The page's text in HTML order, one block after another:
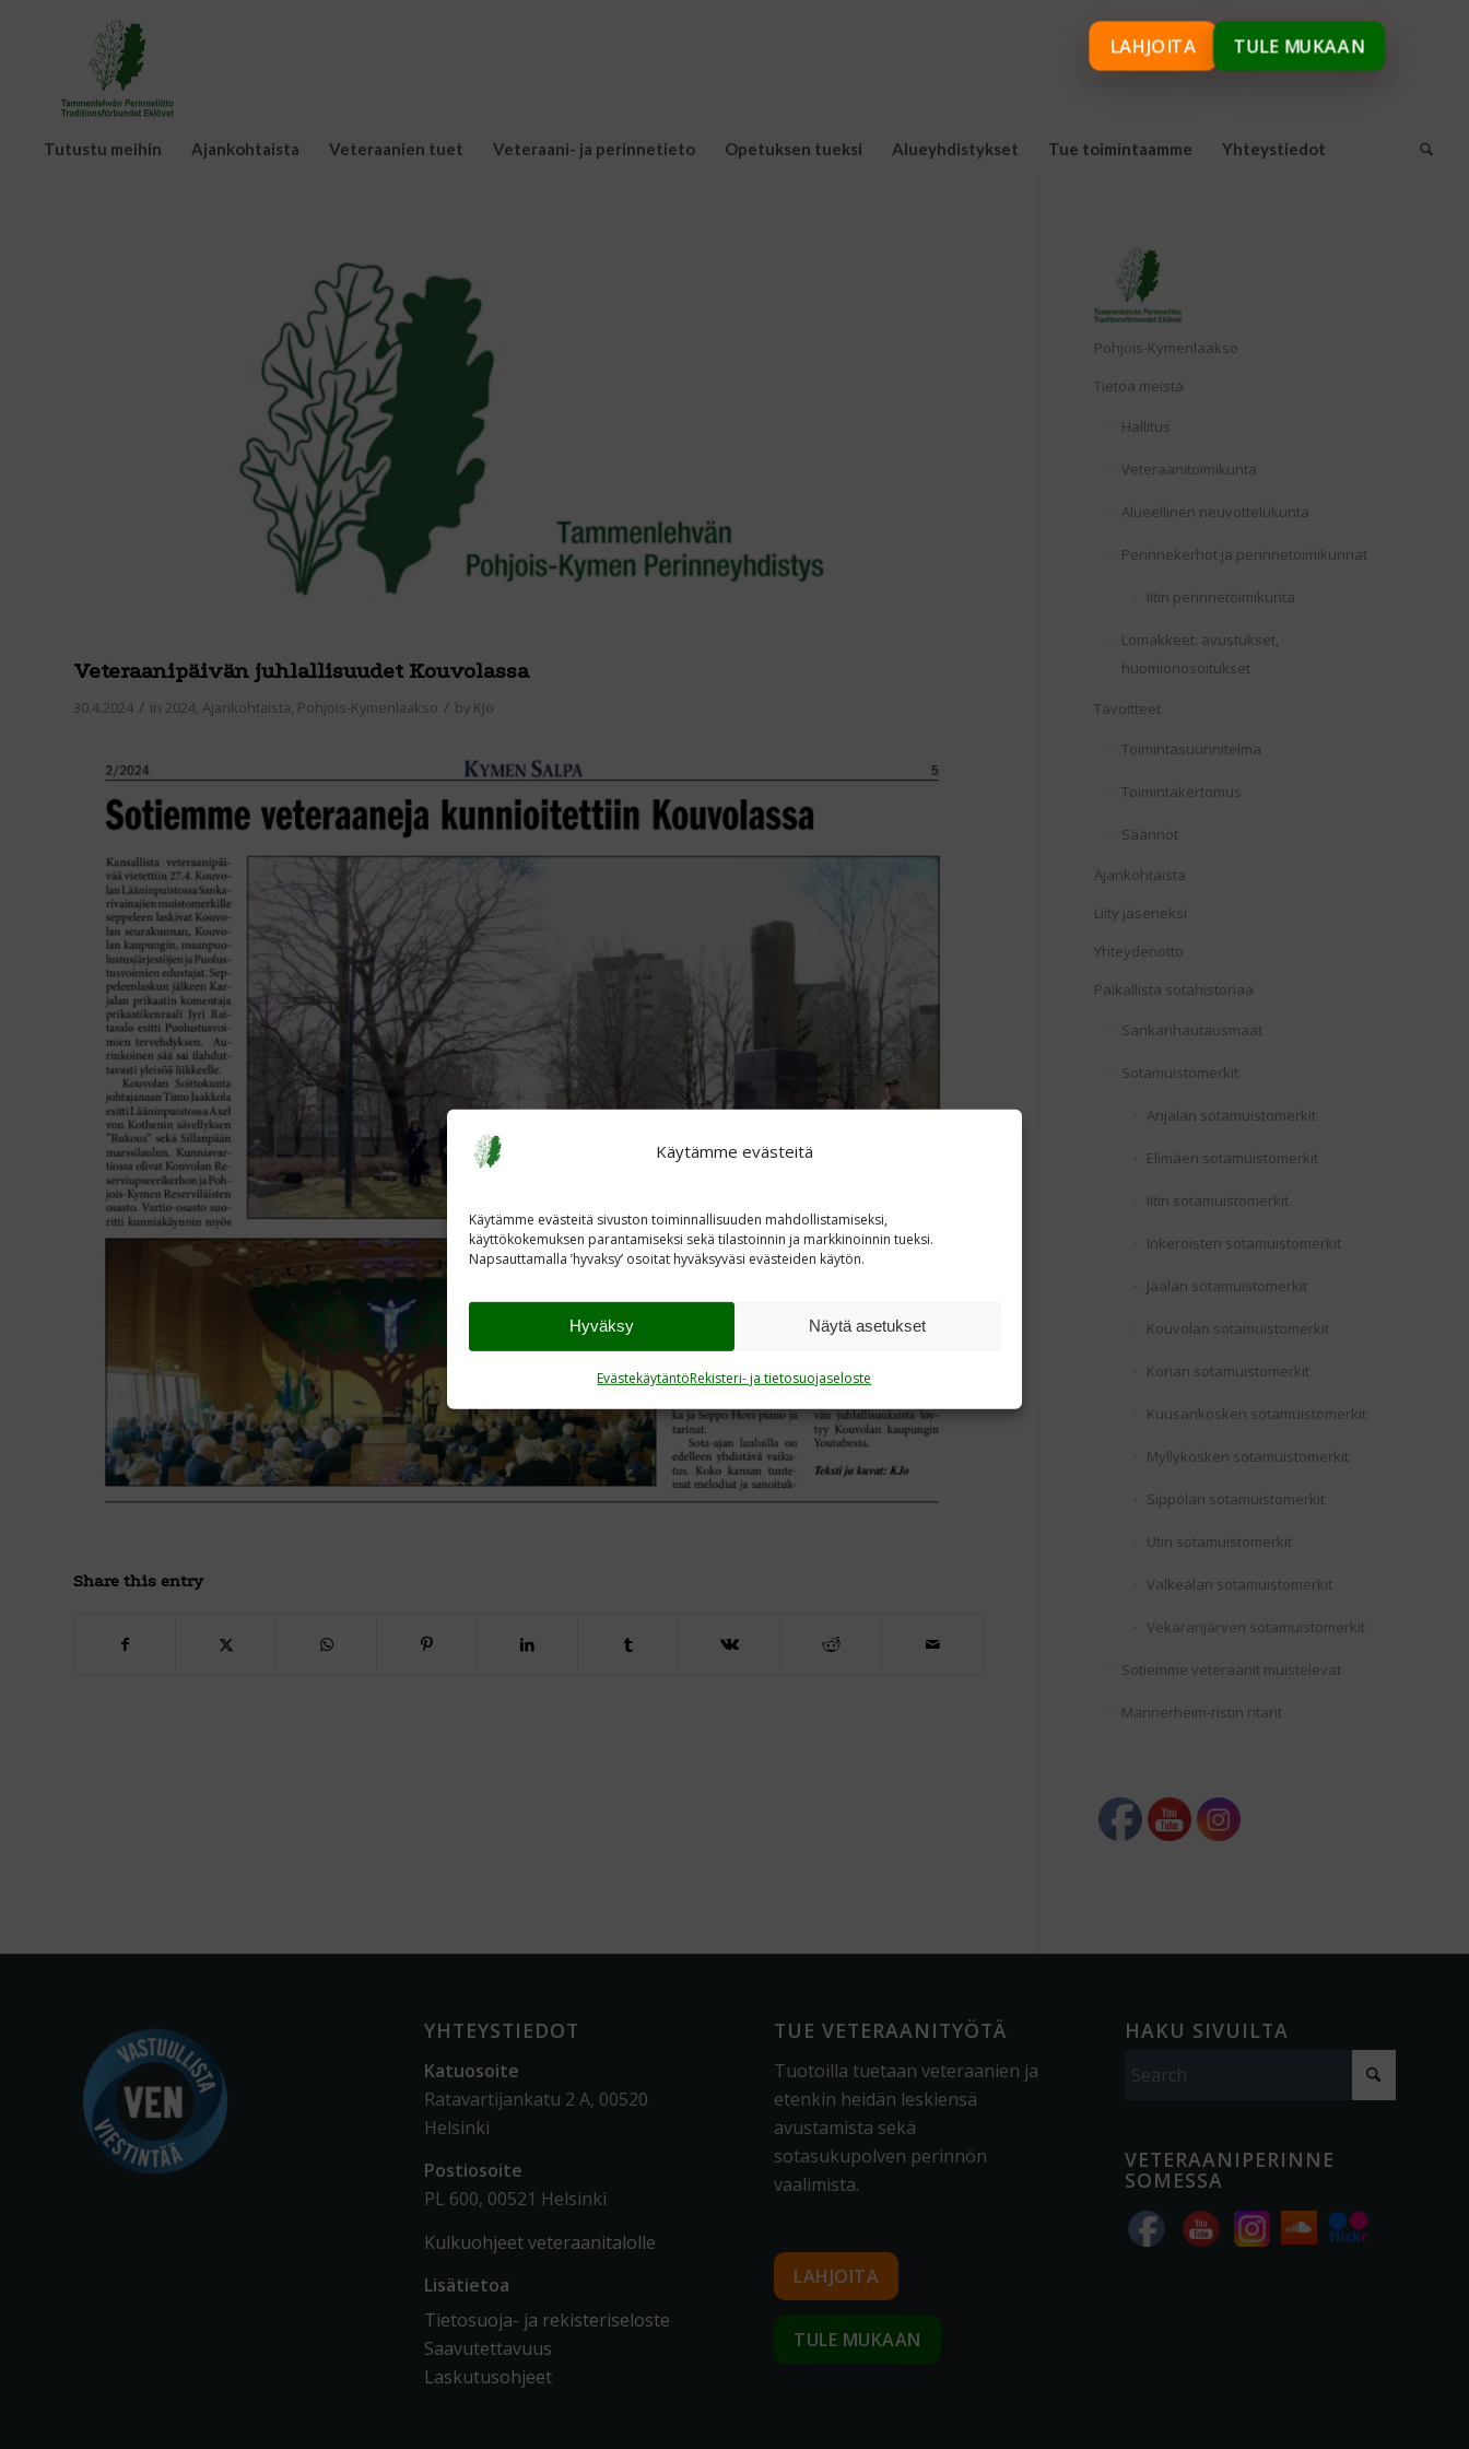
Käytämme evästeitä
Käytämme evästeitä sivuston toiminnallisuuden mahdollistamiseksi,
käyttökokemuksen parantamiseksi sekä tilastoinnin ja markkinoinnin tueksi.
Napsauttamalla ’hyvaksy’ osoitat hyväksyväsi evästeiden käytön.
Hyväksy Näytä asetukset
EvästekäytäntöRekisteri- ja tietosuojaseloste
Tutustu meihin Ajankohtaista Veteraanien tuet Veteraani- ja perinnetieto Opetuksen tueksi Alueyhdistykset Tue toimintaamme Yhteystiedot
Veteraanipäivän juhlallisuudet Kouvolassa
30.4.2024 / in 2024, Ajankohtaista, Pohjois-Kymenlaakso / by KJo
Share this entry
Pohjois-Kymenlaakso
Tietoa meistä
Hallitus
Veteraanitoimikunta
Alueellinen neuvottelukunta
Perinnekerhot ja perinnetoimikunnat
Iitin perinnetoimikunta
Lomakkeet: avustukset,
huomionosoitukset
Tavoitteet
Toimintasuunnitelma
Toimintakertomus
Säännöt
Ajankohtaista
Liity jäseneksi
Yhteydenotto
Paikallista sotahistoriaa
Sankarihautausmaat
Sotamuistomerkit
Anjalan sotamuistomerkit
Elimäen sotamuistomerkit
Iitin sotamuistomerkit
Inkeroisten sotamuistomerkit
Jaalan sotamuistomerkit
Kouvolan sotamuistomerkit
Korian sotamuistomerkit
Kuusankosken sotamuistomerkit
Myllykosken sotamuistomerkit
Sippolan sotamuistomerkit
Utin sotamuistomerkit
Valkealan sotamuistomerkit
Vekaranjärven sotamuistomerkit
Sotiemme veteraanit muistelevat
Mannerheim-ristin ritarit
YHTEYSTIEDOT
Katuosoite
Ratavartijankatu 2 A, 00520
Helsinki
Postiosoite
PL 600, 00521 Helsinki
Kulkuohjeet veteraanitalolle
Lisätietoa
Tietosuoja- ja rekisteriseloste
Saavutettavuus
Laskutusohjeet
TUE VETERAANITYÖTÄ
Tuotoilla tuetaan veteraanien ja
etenkin heidän leskiensä
avustamista sekä
sotasukupolven perinnön
vaalimista.
LAHJOITA
TULE MUKAAN
HAKU SIVUILTA
VETERAANIPERINNE
SOMESSA
LAHJOITA TULE MUKAAN